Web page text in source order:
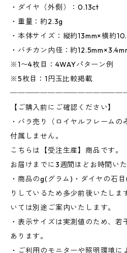
・ダイヤ（外側）：0.13ct
・重量：約2.3g
・本体サイズ：縦約13mm×横約
・バチカン内径：約
※1〜4枚目：4WAYパターン例
※5枚目：1円玉比較掲載
【ご購入前にご確認ください】
・バラ売り（ロイヤルフレーム
付属しません。
こちらは【受注生産】商品です。
お届けまでに3週間ほどお時間いた
・商品のg(グラム)・ダイヤの石
りしているため多少前後いたしま
いては別途ご案内いたします。
・表示サイズは実測値のため、
あります。
・ご利用のモニターや照明環境に